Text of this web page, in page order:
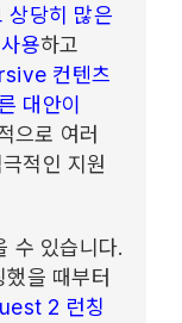
상당히 많은
용하고
컨텐츠
대안이
으로 여러
적인 지원
수 있습니다.
을 때부터
2 런칭